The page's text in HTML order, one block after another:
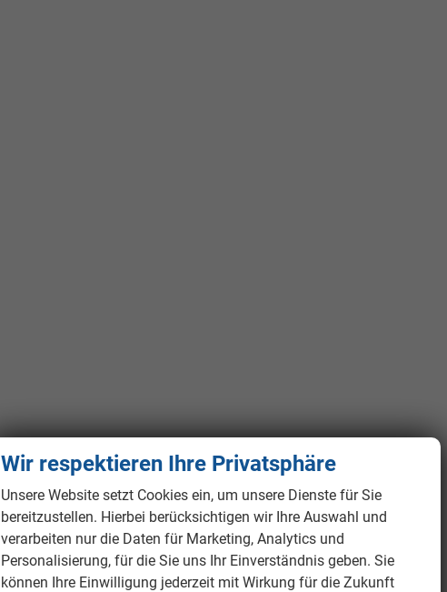
Wir respektieren Ihre Privatsphäre
Unsere Website setzt Cookies ein, um unsere Dienste für Sie
bereitzustellen. Hierbei berücksichtigen wir Ihre Auswahl und
verarbeiten nur die Daten für Marketing, Analytics und
Personalisierung, für die Sie uns Ihr Einverständnis geben. Sie
können Ihre Einwilligung jederzeit mit Wirkung für die Zukunft